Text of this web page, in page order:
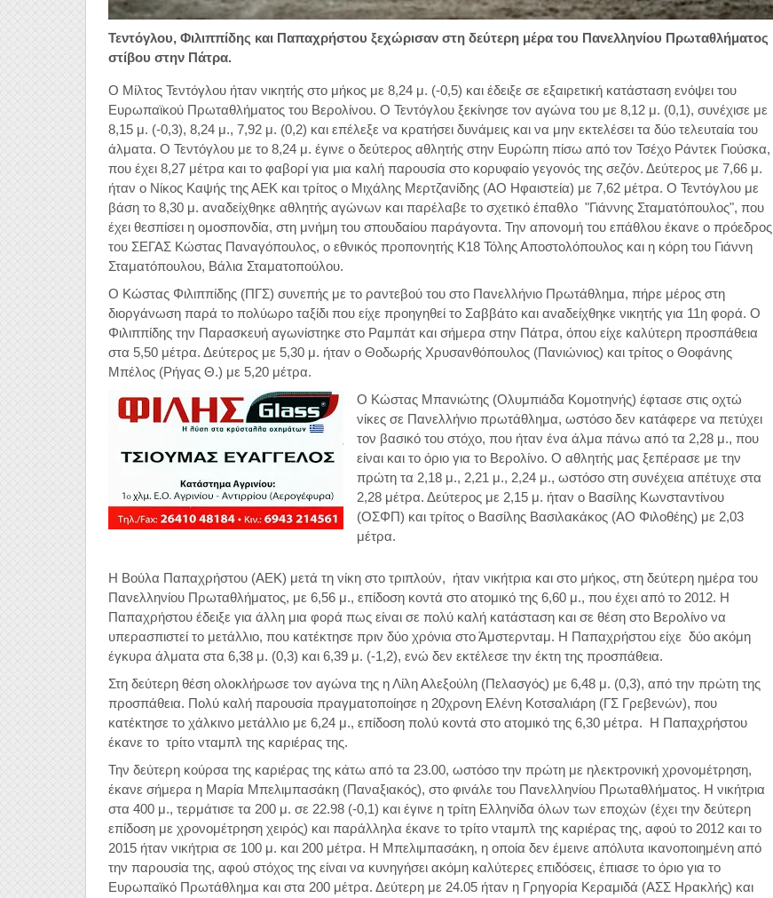
Τεντόγλου, Φιλιππίδης και Παπαχρήστου ξεχώρισαν στη δεύτερη μέρα του Πανελληνίου Πρωταθλήματος
στίβου στην Πάτρα.
O Mίλτος Τεντόγλου ήταν νικητής στο μήκος με 8,24 μ. (-0,5) και έδειξε σε εξαιρετική κατάσταση ενόψει του
Ευρωπαϊκού Πρωταθλήματος του Βερολίνου. Ο Τεντόγλου ξεκίνησε τον αγώνα του με 8,12 μ. (0,1), συνέχισε με
8,15 μ. (-0,3), 8,24 μ., 7,92 μ. (0,2) και επέλεξε να κρατήσει δυνάμεις και να μην εκτελέσει τα δύο τελευταία του
άλματα. Ο Τεντόγλου με το 8,24 μ. έγινε ο δεύτερος αθλητής στην Ευρώπη πίσω από τον Τσέχο Ράντεκ Γιούσκα,
που έχει 8,27 μέτρα και το φαβορί για μια καλή παρουσία στο κορυφαίο γεγονός της σεζόν. Δεύτερος με 7,66 μ.
ήταν ο Νίκος Καψής της ΑΕΚ και τρίτος ο Μιχάλης Μερτζανίδης (ΑΟ Ηφαιστεία) με 7,62 μέτρα. Ο Τεντόγλου με
βάση το 8,30 μ. αναδείχθηκε αθλητής αγώνων και παρέλαβε το σχετικό έπαθλο "Γιάννης Σταματόπουλος", που
έχει θεσπίσει η ομοσπονδία, στη μνήμη του σπουδαίου παράγοντα. Την απονομή του επάθλου έκανε ο πρόεδρος
του ΣΕΓΑΣ Κώστας Παναγόπουλος, ο εθνικός προπονητής Κ18 Τόλης Αποστολόπουλος και η κόρη του Γιάννη
Σταματόπουλου, Βάλια Σταματοπούλου.
Ο Κώστας Φιλιππίδης (ΠΓΣ) συνεπής με το ραντεβού του στο Πανελλήνιο Πρωτάθλημα, πήρε μέρος στη
διοργάνωση παρά το πολύωρο ταξίδι που είχε προηγηθεί το Σαββάτο και αναδείχθηκε νικητής για 11η φορά. Ο
Φιλιππίδης την Παρασκευή αγωνίστηκε στο Ραμπάτ και σήμερα στην Πάτρα, όπου είχε καλύτερη προσπάθεια
στα 5,50 μέτρα. Δεύτερος με 5,30 μ. ήταν ο Θοδωρής Χρυσανθόπουλος (Πανιώνιος) και τρίτος ο Θοφάνης
Μπέλος (Ρήγας Θ.) με 5,20 μέτρα.
Ο Κώστας Μπανιώτης (Ολυμπιάδα Κομοτηνής) έφτασε στις οχτώ
νίκες σε Πανελλήνιο πρωτάθλημα, ωστόσο δεν κατάφερε να πετύχει
τον βασικό του στόχο, που ήταν ένα άλμα πάνω από τα 2,28 μ., που
είναι και το όριο για το Βερολίνο. Ο αθλητής μας ξεπέρασε με την
πρώτη τα 2,18 μ., 2,21 μ., 2,24 μ., ωστόσο στη συνέχεια απέτυχε στα
2,28 μέτρα. Δεύτερος με 2,15 μ. ήταν ο Βασίλης Κωνσταντίνου
(ΟΣΦΠ) και τρίτος ο Βασίλης Βασιλακάκος (ΑΟ Φιλοθέης) με 2,03
μέτρα.
Η Βούλα Παπαχρήστου (ΑΕΚ) μετά τη νίκη στο τριπλούν, ήταν νικήτρια και στο μήκος, στη δεύτερη ημέρα του
Πανελληνίου Πρωταθλήματος, με 6,56 μ., επίδοση κοντά στο ατομικό της 6,60 μ., που έχει από το 2012. Η
Παπαχρήστου έδειξε για άλλη μια φορά πως είναι σε πολύ καλή κατάσταση και σε θέση στο Βερολίνο να
υπερασπιστεί το μετάλλιο, που κατέκτησε πριν δύο χρόνια στο Άμστερνταμ. Η Παπαχρήστου είχε δύο ακόμη
έγκυρα άλματα στα 6,38 μ. (0,3) και 6,39 μ. (-1,2), ενώ δεν εκτέλεσε την έκτη της προσπάθεια.
Στη δεύτερη θέση ολοκλήρωσε τον αγώνα της η Λίλη Αλεξούλη (Πελασγός) με 6,48 μ. (0,3), από την πρώτη της
προσπάθεια. Πολύ καλή παρουσία πραγματοποίησε η 20χρονη Ελένη Κοτσαλιάρη (ΓΣ Γρεβενών), που
κατέκτησε το χάλκινο μετάλλιο με 6,24 μ., επίδοση πολύ κοντά στο ατομικό της 6,30 μέτρα. Η Παπαχρήστου
έκανε το τρίτο νταμπλ της καριέρας της.
Την δεύτερη κούρσα της καριέρας της κάτω από τα 23.00, ωστόσο την πρώτη με ηλεκτρονική χρονομέτρηση,
έκανε σήμερα η Μαρία Μπελιμπασάκη (Παναξιακός), στο φινάλε του Πανελληνίου Πρωταθλήματος. Η νικήτρια
στα 400 μ., τερμάτισε τα 200 μ. σε 22.98 (-0,1) και έγινε η τρίτη Ελληνίδα όλων των εποχών (έχει την δεύτερη
επίδοση με χρονομέτρηση χειρός) και παράλληλα έκανε το τρίτο νταμπλ της καριέρας της, αφού το 2012 και το
2015 ήταν νικήτρια σε 100 μ. και 200 μέτρα. Η Μπελιμπασάκη, η οποία δεν έμεινε απόλυτα ικανοποιημένη από
την παρουσία της, αφού στόχος της είναι να κυνηγήσει ακόμη καλύτερες επιδόσεις, έπιασε το όριο για το
Ευρωπαϊκό Πρωτάθλημα και στα 200 μέτρα. Δεύτερη με 24.05 ήταν η Γρηγορία Κεραμιδά (ΑΣΣ Ηρακλής) και